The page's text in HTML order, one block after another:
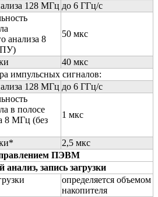
128 МГц до 6 ГГц/с
анализа 8
50 мкс
40 мкс
импульсных сигналов:
128 МГц до 6 ГГц/с
в полосе
8 МГц (без
1 мкс
2,5 мкс
ПЭВМ
запись загрузки
определяется объемом
накопителя